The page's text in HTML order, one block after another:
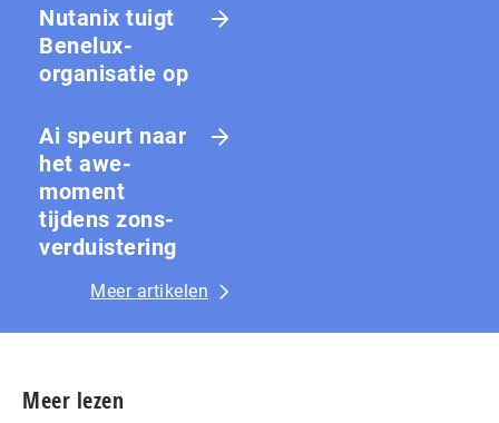
Nutanix tuigt
Benelux-
organisatie op
Ai speurt naar
het awe-
moment
tijdens zons­
ver­duis­te­ring
Meer artikelen
Meer lezen